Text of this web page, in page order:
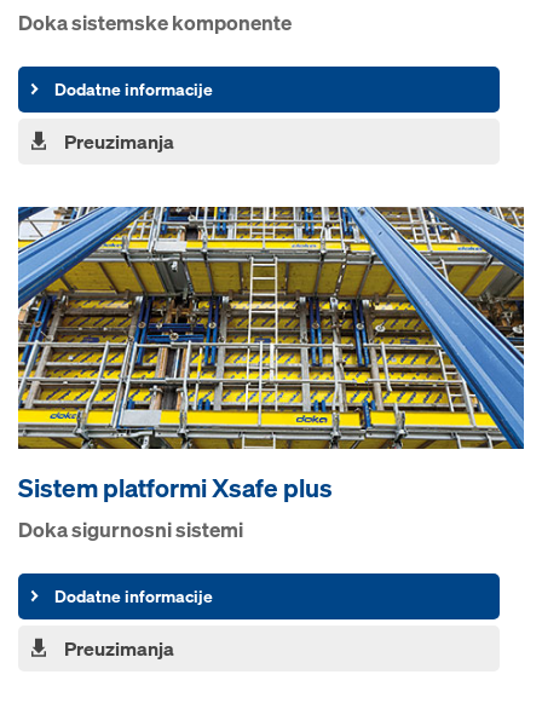
Doka sistemske komponente
Dodatne informacije
Preuzimanja
Sistem platformi Xsafe plus
Doka sigurnosni sistemi
Dodatne informacije
Preuzimanja